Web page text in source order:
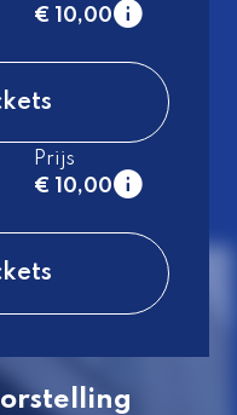
€ 10,00
Prijs
€ 10,00